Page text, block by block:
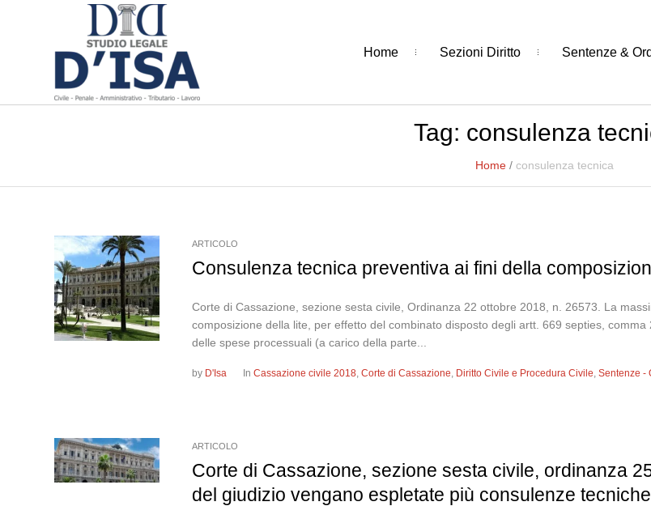
Home Sezioni Diritto Sentenze &
Tag: consulenza
Home / consulenza tecnica
ARTICOLO
Consulenza tecnica preventiva ai fini della
Corte di Cassazione, sezione sesta civile, Ordinanza 22 ottobre 2018, n. 26573. La
composizione della lite, per effetto del combinato disposto degli artt. 669 septies,
delle spese processuali (a carico della parte...
by D'Isa InCassazione civile 2018,Corte di Cassazione, Diritto Civile e Procedura Civile,Sentenze -
ARTICOLO
Corte di Cassazione, sezione sesta civile, ordinanza
del giudizio vengano espletate più consulenze